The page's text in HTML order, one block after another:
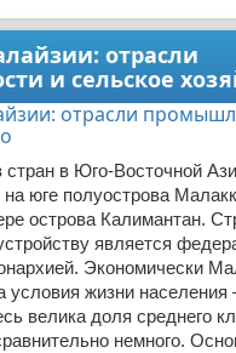
отрасли
и сельское
в Юго-Восточной
на юге полуострова
острова Калимантан.
является
Экономически
условия жизни населения
велика доля среднего
немного.